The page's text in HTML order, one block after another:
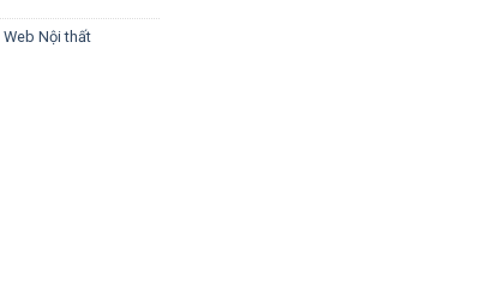
Web Nội thất